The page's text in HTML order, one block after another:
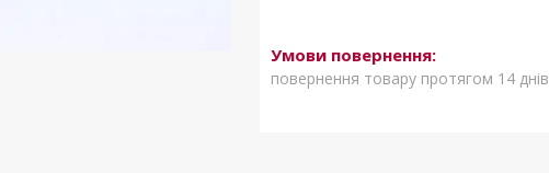
повернення товару протягом 14 днів